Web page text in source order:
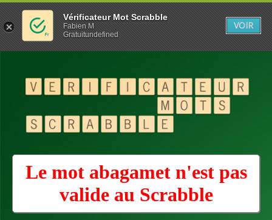
Le mot abagamet n'est pas
valide au Scrabble
Vérificateur Mot Scrabble
Fabien M
Gratuitundefined
VOIR